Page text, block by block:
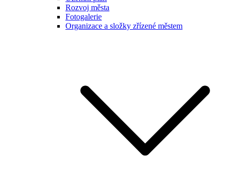
Rozvoj města
Fotogalerie
Organizace a složky zřízené městem